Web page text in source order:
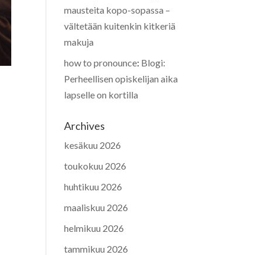
mausteita kopo-sopassa –
vältetään kuitenkin kitkeriä
makuja
how to pronounce: Blogi:
Perheellisen opiskelijan aika
lapselle on kortilla
Archives
kesäkuu 2026
toukokuu 2026
huhtikuu 2026
maaliskuu 2026
helmikuu 2026
tammikuu 2026